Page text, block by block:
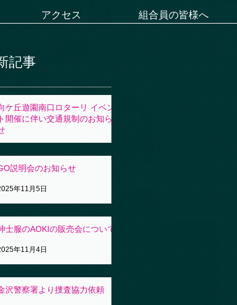
アクセス 組合員の皆様へ
記事
ケ丘遊園南口ロターリ イベン
ト開催に伴い交通規制のお知ら
説明会のお知らせ
年11月5日
士服のAOKIの販売会について
年11月4日
沢警察署より捜査協力依頼